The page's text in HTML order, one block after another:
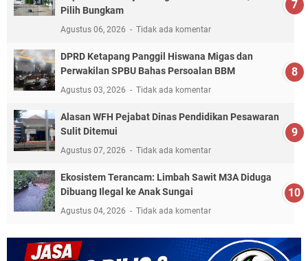
Pilih Bungkam
Agustus 06, 2026 Tidak ada komentar
DPRD Ketapang Panggil Hiswana Migas dan
Perwakilan SPBU Bahas Persoalan BBM
Agustus 03, 2026 Tidak ada komentar
Alasan WFH Pejabat Dinas Pendidikan Pesawaran
Sulit Ditemui
Agustus 07, 2026 Tidak ada komentar
Ekosistem Terancam: Limbah Sawit M3A Diduga
Dibuang Ilegal ke Anak Sungai
Agustus 04, 2026 Tidak ada komentar